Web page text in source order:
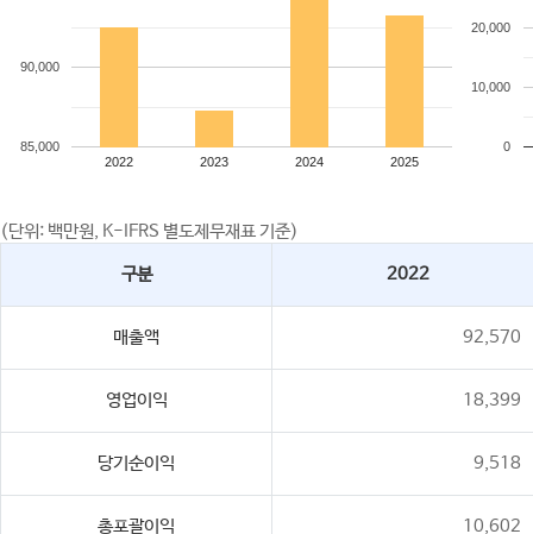
2022 2023 2024 2025
85,000
90,000
0
10,000
20,000
(단위: 백만원, K-IFRS 별도제무재표 기준)
구분 2022
매출액 92,570
영업이익 18,399
당기순이익 9,518
총포괄이익 10,602